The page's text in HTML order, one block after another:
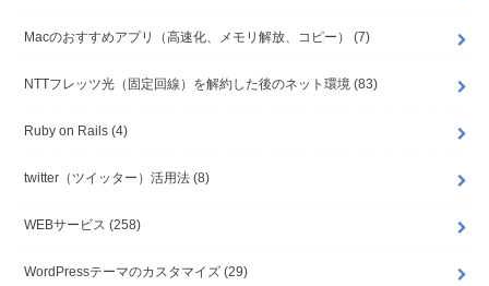
Macのおすすめアプリ（高速化、メモリ解放、コピー） (7)
NTTフレッツ光（固定回線）を解約した後のネット環境 (83)
Ruby on Rails (4)
twitter（ツイッター）活用法 (8)
WEBサービス (258)
WordPressテーマのカスタマイズ (29)